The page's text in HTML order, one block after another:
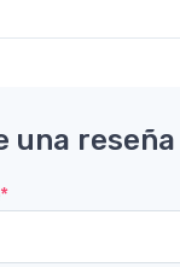
una reseña
*